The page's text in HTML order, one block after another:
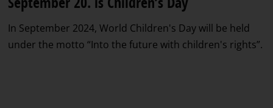
In September 2024, World Children's Day will be held
under the motto “Into the future with children's rights”.